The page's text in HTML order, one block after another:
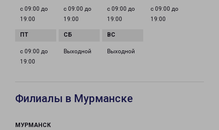
с 09:00 до
19:00
с 09:00 до
19:00
с 09:00 до
19:00
с 09:00 до
19:00
с 09:00 до
19:00
Выходной Выходной
Филиалы в Мурманске
МУРМАНСК